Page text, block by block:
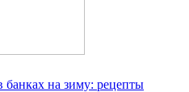
на зиму: рецепты